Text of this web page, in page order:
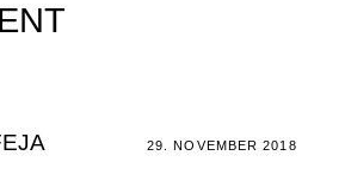
29. NOVEMBER 2018